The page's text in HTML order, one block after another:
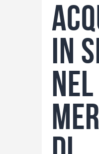
Serie A
in
nel